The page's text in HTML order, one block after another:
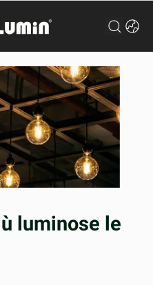
luminose le